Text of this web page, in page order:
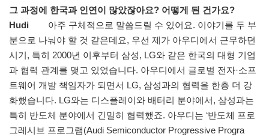
그 과정에 한국과 인연이 많았잖아요? 어떻게 된 건가요?
Hudi
아주 구체적으로 말씀드릴 수 있어요. 이야기를 두 부
분으로 나눠야 할 것 같은데요, 우선 제가 아우디에서 근무하던
시기, 특히 2000년 이후부터 삼성, LG와 같은 한국의 대형 기업
과 협력 관계를 맺고 있었습니다. 아우디에서 글로벌 전자·소프
트웨어 개발 책임자가 되면서 LG, 삼성과의 협력을 한층 더 강
화했습니다. LG와는 디스플레이와 배터리 분야에서, 삼성과는
특히 반도체 분야에서 긴밀히 협력했죠. 아우디는 ‘반도체 프로
그레시브 프로그램(Audi Semiconductor Progressive Progra